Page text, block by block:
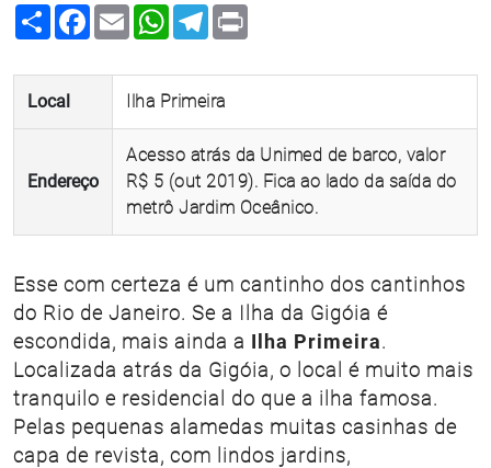
Share Facebook
Email WhatsApp
Telegram
Local Ilha Primeira
Endereço
Acesso atrás da Unimed de barco, valor
R$ 5 (out 2019). Fica ao lado da saída do
metrô Jardim Oceânico.
Esse com certeza é um cantinho dos cantinhos
do Rio de Janeiro. Se a Ilha da Gigóia é
escondida, mais ainda a Ilha Primeira.
Localizada atrás da Gigóia, o local é muito mais
tranquilo e residencial do que a ilha famosa.
Pelas pequenas alamedas muitas casinhas de
capa de revista, com lindos jardins,